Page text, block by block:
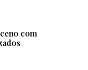
com